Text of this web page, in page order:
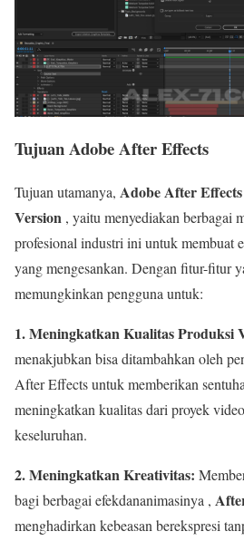
Tujuan Adobe After Effects
Tujuan utamanya, Adobe After
Version , yaitu menyediakan berbagai
profesional industri ini untuk membuat
yang mengesankan. Dengan fitur-fitur
memungkinkan pengguna untuk:
1. Meningkatkan Kualitas Produksi
menakjubkan bisa ditambahkan oleh
After Effects untuk memberikan
meningkatkan kualitas dari proyek
keseluruhan.
2. Meningkatkan Kreativitas:
bagi berbagai efekdananimasinya ,
menghadirkan kebeasan berekspresi